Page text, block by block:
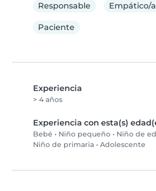
Responsable
Empático/a
Paciente
Experiencia
> 4 años
Experiencia con esta(s)
Bebé • Niño pequeño • Niño de
Niño de primaria • Adolescente